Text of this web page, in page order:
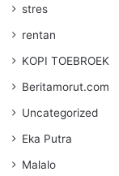
stres
rentan
KOPI TOEBROEK
Beritamorut.com
Uncategorized
Eka Putra
Malalo